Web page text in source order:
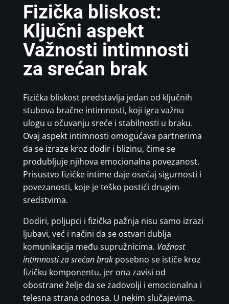
Fizička bliskost:
Ključni aspekt
Važnosti intimnosti
za srećan brak
Fizička bliskost predstavlja jedan od ključnih
stubova bračne intimnosti, koji igra važnu
ulogu u očuvanju sreće i stabilnosti u braku.
Ovaj aspekt intimnosti omogućava partnerima
da se izraze kroz dodir i blizinu, čime se
produbljuje njihova emocionalna povezanost.
Prisustvo fizičke intime daje osećaj sigurnosti i
povezanosti, koje je teško postići drugim
sredstvima.
Dodiri, poljupci i fizička pažnja nisu samo izrazi
ljubavi, već i načini da se ostvari dublja
komunikacija među supružnicima. Važnost
intimnosti za srećan brakposebno se ističe kroz
fizičku komponentu, jer ona zavisi od
obostrane želje da se zadovolji i emocionalna i
telesna strana odnosa. U nekim slučajevima,